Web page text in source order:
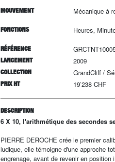
MOUVEMENT Mécanique à
FONCTIONS Heures,
RÉFÉRENCE
LANCEMENT 2009
COLLECTION GrandCliff /
PRIX HT 19’238 CHF
DESCRIPTION
6 X 10, l'arithmétique des secondes
PIERRE DEROCHE crée le premier
ludique, elle témoigne d'une approche
engrenage, avant de revenir en